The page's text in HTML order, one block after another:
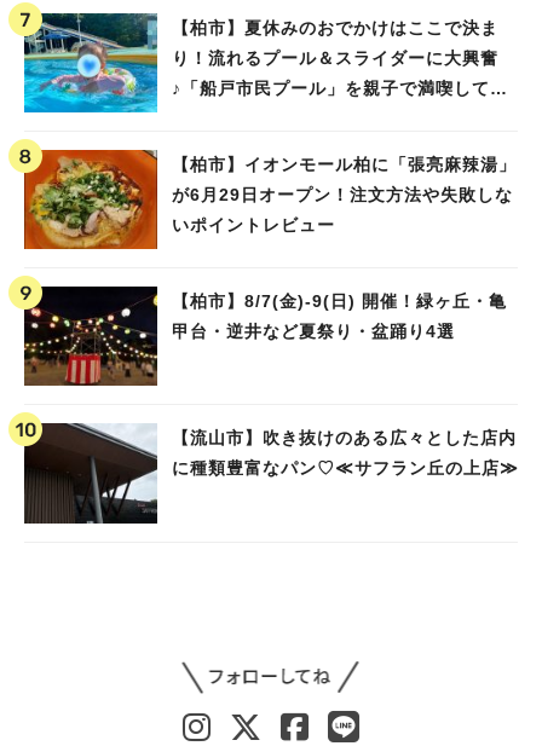
【柏市】夏休みのおでかけはここで決ま
り！流れるプール＆スライダーに大興奮
♪「船戸市民プール」を親子で満喫してき
【柏市】イオンモール柏に「張亮麻辣湯」
が6月29日オープン！注文方法や失敗しな
いポイントレビュー
【柏市】8/7(金)‐9(日) 開催！緑ヶ丘・亀
甲台・逆井など夏祭り・盆踊り4選
【流山市】吹き抜けのある広々とした店内
に種類豊富なパン♡≪サフラン丘の上店≫